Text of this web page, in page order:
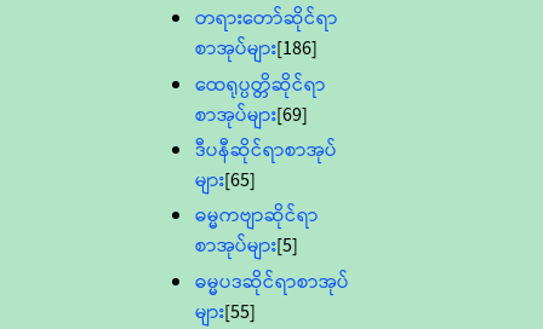
တရားတော်ဆိုင်ရာ
စာအုပ်များ[186]
ထေရုပ္ပတ္တိဆိုင်ရာ
စာအုပ်များ[69]
ဒီပနီဆိုင်ရာစာအုပ်
များ[65]
ဓမ္မကဗျာဆိုင်ရာ
စာအုပ်များ[5]
ဓမ္မပဒဆိုင်ရာစာအုပ်
များ[55]